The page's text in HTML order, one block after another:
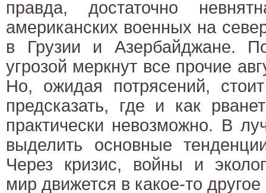
правда, достаточно
американских военных на
в Грузии и Азербайджане.
угрозой меркнут все прочие
Но, ожидая потрясений,
предсказать, где и как
практически невозможно. В
выделить основные
Через кризис, войны и
мир движется в какое-то